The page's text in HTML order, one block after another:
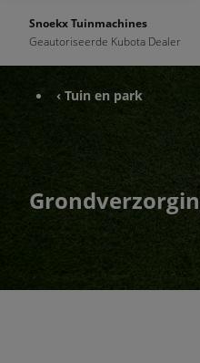
Snoekx Tuinmachines
Geautoriseerde Kubota Dealer
‹ Tuin en park